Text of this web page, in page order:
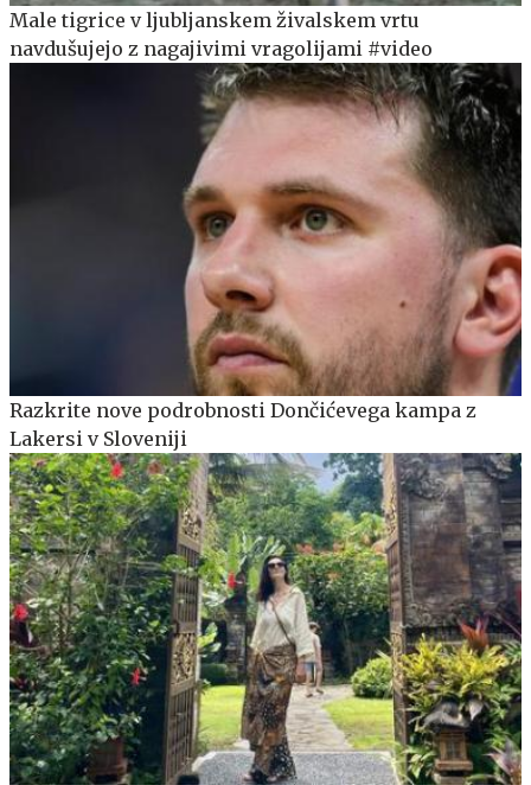
Male tigrice v ljubljanskem živalskem vrtu
navdušujejo z nagajivimi vragolijami #video
Razkrite nove podrobnosti Dončićevega kampa z
Lakersi v Sloveniji